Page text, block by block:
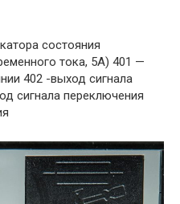
состояния
тока, 5А) 401 —
402 -выход сигнала
сигнала переключения